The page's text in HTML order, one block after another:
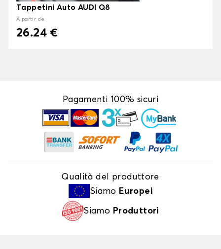
Tappetini Auto AUDI Q8
À partir de
26.24 €
Pagamenti 100% sicuri
Qualità del produttore
Siamo Europei
Siamo Produttori